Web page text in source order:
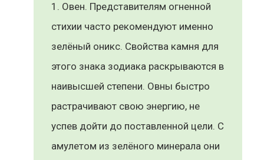
Овен. Представителям огненной
стихии часто рекомендуют именно
зелёный оникс. Свойства камня для
этого знака зодиака раскрываются в
наивысшей степени. Овны быстро
растрачивают свою энергию, не
успев дойти до поставленной цели. С
амулетом из зелёного минерала они